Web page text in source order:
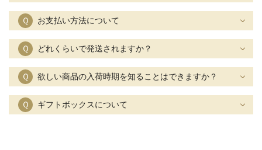
Ｑ お支払い方法について
Ｑ どれくらいで発送されますか？
Ｑ 欲しい商品の入荷時期を知ることはできますか？
Ｑ ギフトボックスについて